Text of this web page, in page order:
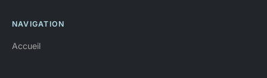
NAVIGATION
Accueil